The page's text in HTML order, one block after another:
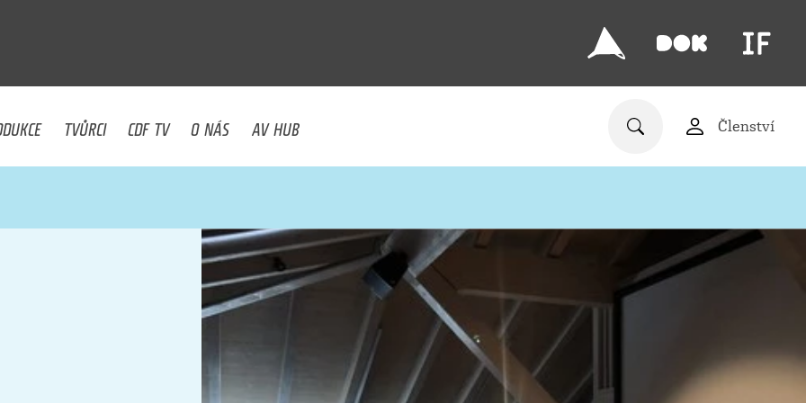
TVŮRCI CDF TV O NÁS AV HUB Členství